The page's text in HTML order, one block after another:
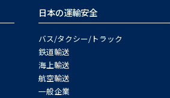
日本の運輸安全
バス/タクシー/トラック
鉄道輸送
海上輸送
航空輸送
一般企業